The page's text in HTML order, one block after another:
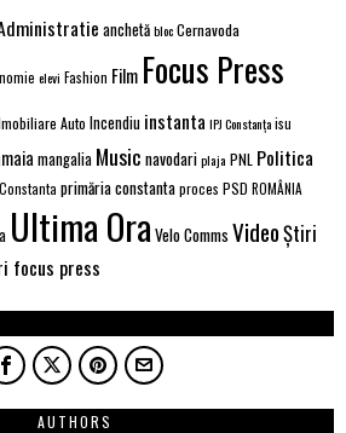
anchetăblocCernavoda
elevi Fashion Film Focus Press
Auto Incendiu instanta IPJ Constanțaisu
mangalia Music navodariplaja PNL Politica
primăria constantaproces PSD ROMÂNIA
Ultima Ora Velo Comms VideoȘtiri
focus press
AUTHORS